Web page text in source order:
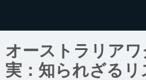
オーストラリア
実：知られざる